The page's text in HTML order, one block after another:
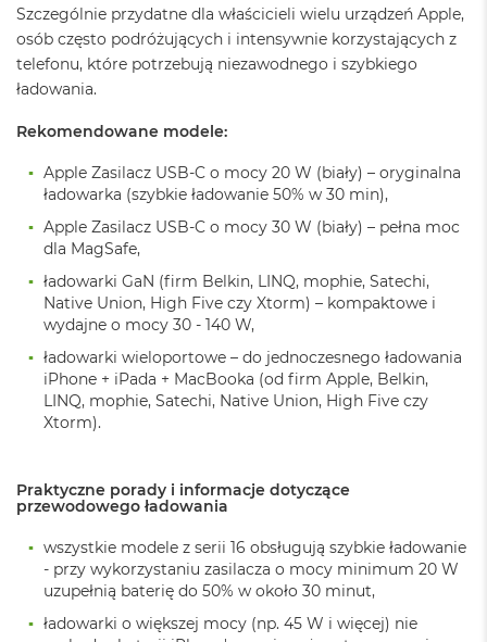
M
c
B
o
A
i
M
c
B
o
o
A
i
r
M
c
B
o
k
Szczególnie przydatne dla właścicieli wielu urządzeń Apple,
osób często podróżujących i intensywnie korzystających z
telefonu, które potrzebują niezawodnego i szybkiego
ładowania.
Rekomendowane modele:
Apple Zasilacz USB-C o mocy 20 W (biały) – oryginalna
ładowarka (szybkie ładowanie 50% w 30 min),
Apple Zasilacz USB-C o mocy 30 W (biały) – pełna moc
dla MagSafe,
ładowarki GaN (firm Belkin, LINQ, mophie, Satechi,
Native Union, High Five czy Xtorm) – kompaktowe i
wydajne o mocy 30 - 140 W,
ładowarki wieloportowe – do jednoczesnego ładowania
iPhone + iPada + MacBooka (od firm Apple, Belkin,
LINQ, mophie, Satechi, Native Union, High Five czy
Xtorm).
Praktyczne porady i informacje dotyczące
przewodowego ładowania
wszystkie modele z serii 16 obsługują szybkie ładowanie
- przy wykorzystaniu zasilacza o mocy minimum 20 W
uzupełnią baterię do 50% w około 30 minut,
ładowarki o większej mocy (np. 45 W i więcej) nie